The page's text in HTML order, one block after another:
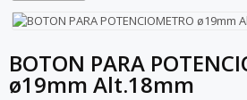
BOTON PARA
ø19mm Alt.18mm